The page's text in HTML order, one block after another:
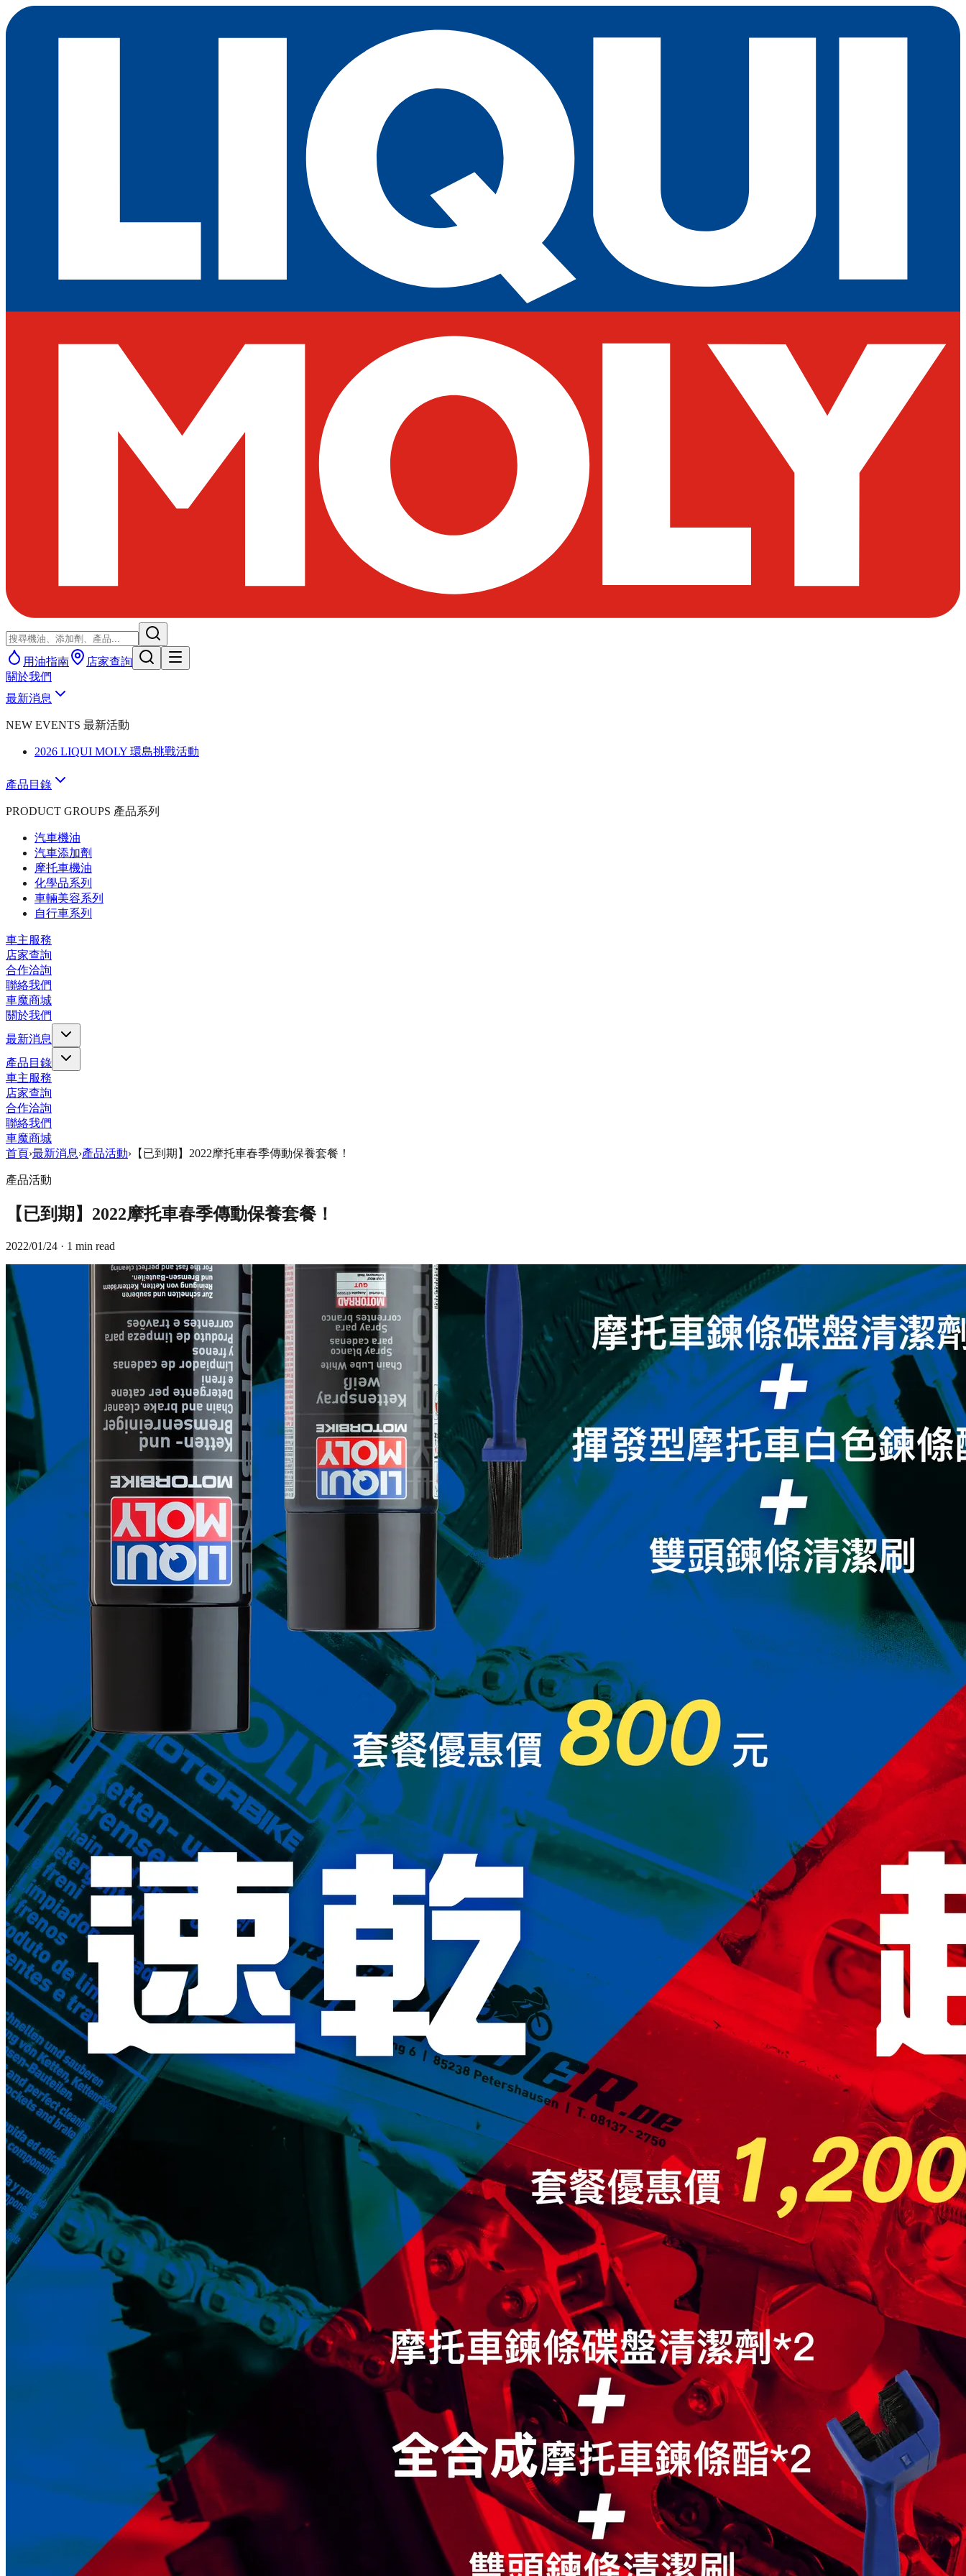
用油指南
店家查詢
關於我們
最新消息
NEW EVENTS 最新活動
2026 LIQUI MOLY 環島挑戰活動
產品目錄
PRODUCT GROUPS 產品系列
汽車機油
汽車添加劑
摩托車機油
化學品系列
車輛美容系列
自行車系列
車主服務
店家查詢
合作洽詢
聯絡我們
車魔商城
關於我們
最新消息
產品目錄
車主服務
店家查詢
合作洽詢
聯絡我們
車魔商城
首頁›最新消息›產品活動› 【已到期】2022摩托車春季傳動保養套餐！
產品活動
【已到期】2022摩托車春季傳動保養套餐！
2022/01/24 · 1 min read